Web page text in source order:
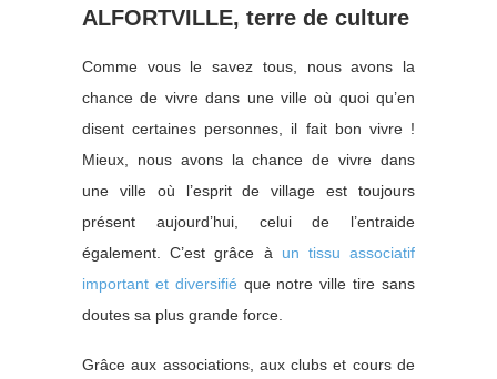
ALFORTVILLE, terre de culture
Comme vous le savez tous, nous avons la
chance de vivre dans une ville où quoi qu’en
disent certaines personnes, il fait bon vivre !
Mieux, nous avons la chance de vivre dans
une ville où l’esprit de village est toujours
présent aujourd’hui, celui de l’entraide
également. C’est grâce à un tissu associatif
important et diversifié que notre ville tire sans
doutes sa plus grande force.
Grâce aux associations, aux clubs et cours de